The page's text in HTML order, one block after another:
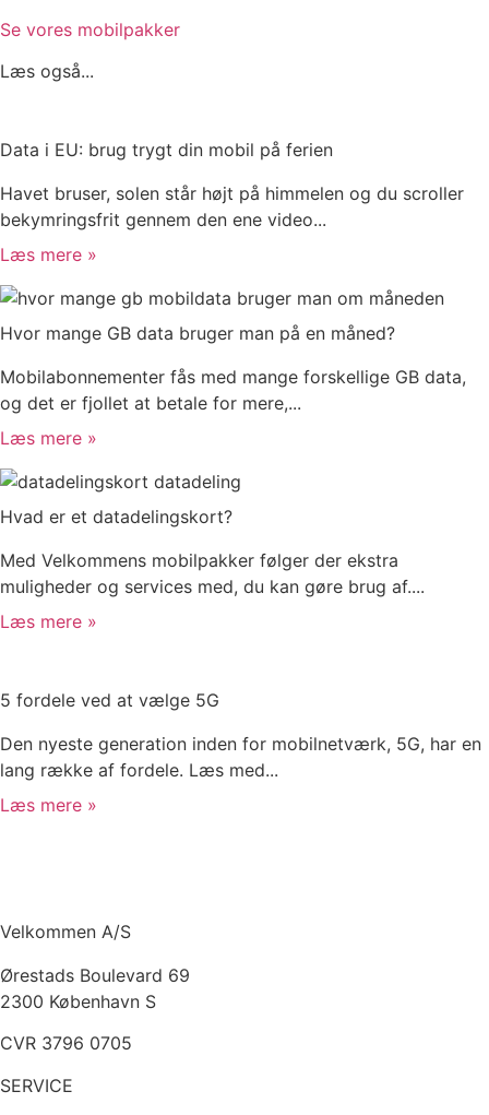
Se vores mobilpakker
Læs også...
Data i EU: brug trygt din mobil på ferien
Havet bruser, solen står højt på himmelen og du scroller
bekymringsfrit gennem den ene video...
Læs mere »
Hvor mange GB data bruger man på en måned?
Mobilabonnementer fås med mange forskellige GB data,
og det er fjollet at betale for mere,...
Læs mere »
Hvad er et datadelingskort?
Med Velkommens mobilpakker følger der ekstra
muligheder og services med, du kan gøre brug af....
Læs mere »
5 fordele ved at vælge 5G
Den nyeste generation inden for mobilnetværk, 5G, har en
lang række af fordele. Læs med...
Læs mere »
Velkommen A/S
Ørestads Boulevard 69
2300 København S
CVR 3796 0705
SERVICE